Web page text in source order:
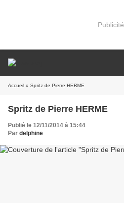
Publicité
Accueil » Spritz de Pierre HERME
Spritz de Pierre HERME
Publié le 12/11/2014 à 15:44
Par delphine